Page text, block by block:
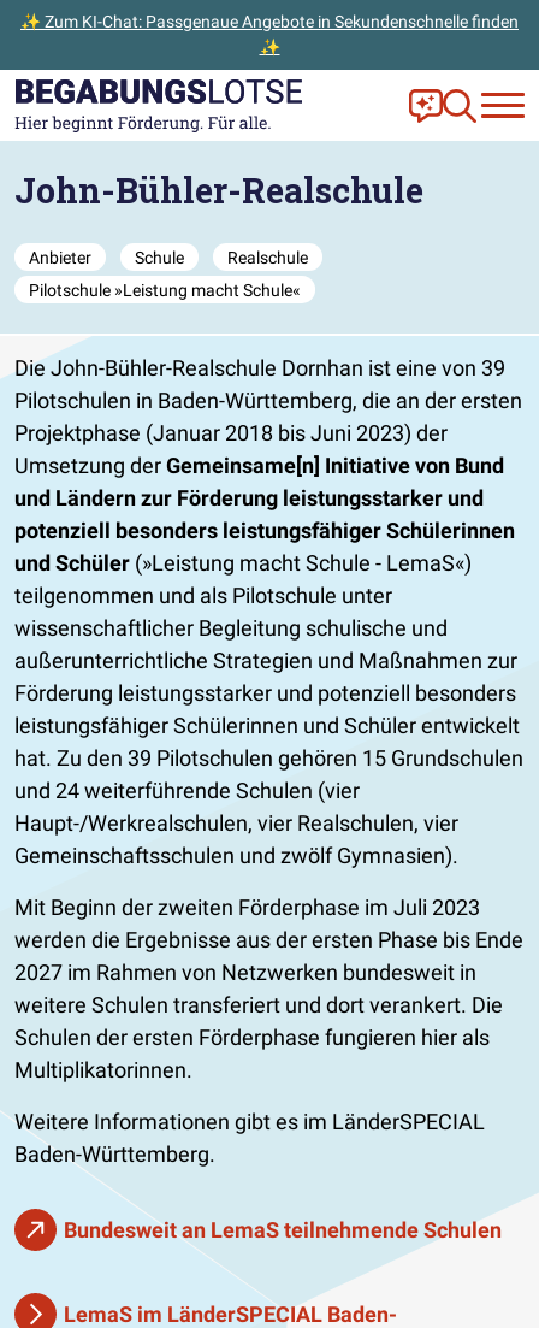
✨ Zum KI-Chat: Passgenaue Angebote in Sekundenschnelle finden
✨
Zum Hauptinhalt der Seite springen
Zur Startseite gehen Frag Ella!
Zur
John-Bühler-Realschule
Anbieter Schule
Realschule
Pilotschule »Leistung macht Schule«
Die John-Bühler-Realschule Dornhan ist eine von 39
Pilotschulen in Baden-Württemberg, die an der ersten
Projektphase (Januar 2018 bis Juni 2023) der
Umsetzung derGemeinsame[n] Initiative von Bund
und Ländern zur Förderung leistungsstarker und
potenziell besonders leistungsfähiger Schülerinnen
und Schüler (»Leistung macht Schule - LemaS«)
teilgenommen und als Pilotschule unter
wissenschaftlicher Begleitung schulische und
außerunterrichtliche Strategien und Maßnahmen zur
Förderung leistungsstarker und potenziell besonders
leistungsfähiger Schülerinnen und Schüler entwickelt
hat. Zu den 39 Pilotschulen gehören 15 Grundschulen
und 24 weiterführende Schulen (vier
Haupt-/Werkrealschulen, vier Realschulen, vier
Gemeinschaftsschulen und zwölf Gymnasien).
Mit Beginn der zweiten Förderphase im Juli 2023
werden die Ergebnisse aus der ersten Phase bis Ende
2027 im Rahmen von Netzwerken bundesweit in
weitere Schulen transferiert und dort verankert. Die
Schulen der ersten Förderphase fungieren hier als
Multiplikatorinnen.
Weitere Informationen gibt es im LänderSPECIAL
Baden-Württemberg.
Bundesweit an LemaS teilnehmende Schulen
LemaS im LänderSPECIAL Baden-